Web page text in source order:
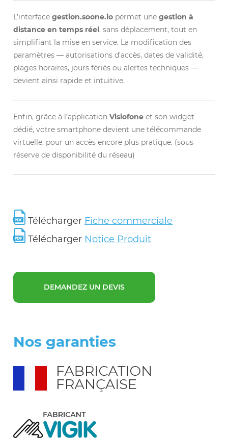
L’interfacegestion.soone.io permet unegestion à
distance en temps réel, sans déplacement, tout en
simplifiant la mise en service. La modification des
paramètres — autorisations d’accès, dates de validité,
plages horaires, jours fériés ou alertes techniques —
devient ainsi rapide et intuitive.
Enfin, grâce à l’applicationVisiofone et son widget
dédié, votre smartphone devient une télécommande
virtuelle, pour un accès encore plus pratique. (sous
réserve de disponibilité du réseau)
Télécharger Fiche commerciale
Télécharger Notice Produit
DEMANDEZ UN DEVIS
Nos garanties